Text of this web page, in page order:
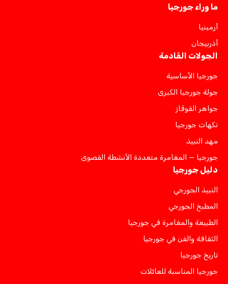
ما وراء جورجيا
أرمينيا
أذربيجان
الجولات القادمة
جورجيا الأساسية
جولة جورجيا الكبرى
جواهر القوقاز
نكهات جورجيا
مهد النبيذ
جورجيا — المغامرة متعددة الأنشطة القصوى
دليل جورجيا
النبيذ الجورجي
المطبخ الجورجي
الطبيعة والمغامرة في جورجيا
الثقافة والفن في جورجيا
تاريخ جورجيا
جورجيا المناسبة للعائلات